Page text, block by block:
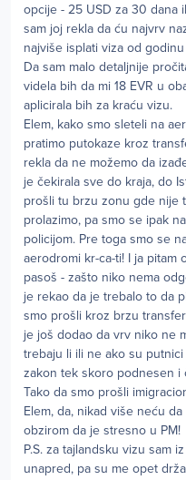
opcije - 25 USD za 30 dana
sam joj rekla da ću najvrv
najviše isplati viza od
Da sam malo detaljnije
videla bih da mi 18 EVR u
aplicirala bih za kraću vizu.
Elem, kako smo sleteli na
pratimo putokaze kroz
rekla da ne možemo da
je čekirala sve do kraja, do
prošli tu brzu zonu gde nije
prolazimo, pa smo se ipak
policijom. Pre toga smo se
aerodromi kr-ca-ti! I ja pitam
pasoš - zašto niko nema
je rekao da je trebalo to da
smo prošli kroz brzu
je još dodao da vrv niko ne
trebaju li ili ne ako su
zakon tek skoro podnesen i
Tako da smo prošli
Elem, da, nikad više neću
obzirom da je stresno u PM!
P.S. za tajlandsku vizu sam
unapred, pa su me opet